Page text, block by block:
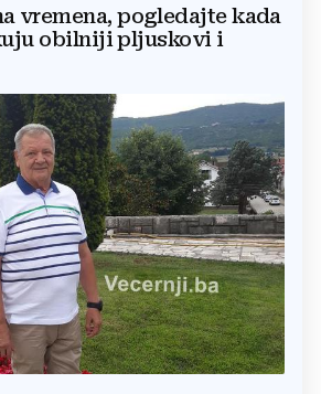
vremena, pogledajte kada
obilniji pljuskovi i